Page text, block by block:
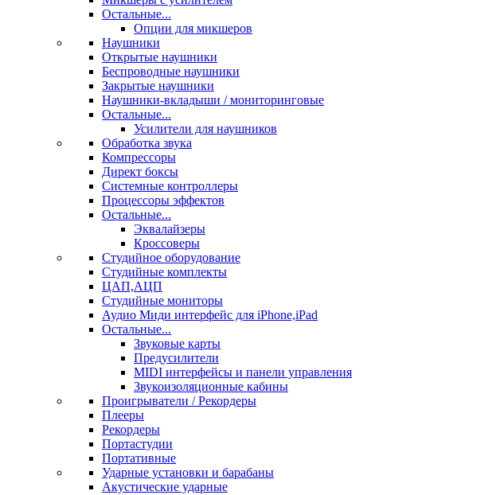
Остальные...
Опции для микшеров
Наушники
Открытые наушники
Беспроводные наушники
Закрытые наушники
Наушники-вкладыши / мониторинговые
Остальные...
Усилители для наушников
Обработка звука
Компрессоры
Директ боксы
Системные контроллеры
Процессоры эффектов
Остальные...
Эквалайзеры
Кроссоверы
Студийное оборудование
Студийные комплекты
ЦАП,АЦП
Студийные мониторы
Аудио Миди интерфейс для iPhone,iPad
Остальные...
Звуковые карты
Предусилители
MIDI интерфейсы и панели управления
Звукоизоляционные кабины
Проигрыватели / Рекордеры
Плееры
Рекордеры
Портастудии
Портативные
Ударные установки и барабаны
Акустические ударные